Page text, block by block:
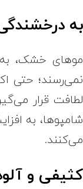
به
موهای خشک،
نمی‌رسند؛ حتی
لطافت قرار
شامپوها، به
می‌کنند.
کثیفی و